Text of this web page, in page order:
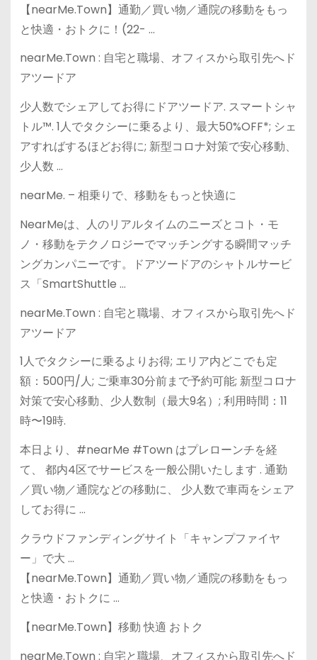
【nearMe.Town】通勤／買い物／通院の移動をもっ
と快適・おトクに！(22- …
nearMe.Town : 自宅と職場、オフィスから取引先へド
アツードア
少人数でシェアしてお得にドアツードア. スマートシャ
トル™. 1人でタクシーに乗るより、最大50%OFF*; シェ
アすればするほどお得に; 新型コロナ対策で安心移動、
少人数 …
nearMe. – 相乗りで、移動をもっと快適に
NearMeは、人のリアルタイムのニーズとコト・モ
ノ・移動をテクノロジーでマッチングする瞬間マッチ
ングカンパニーです。ドアツードアのシャトルサービ
ス「SmartShuttle …
nearMe.Town : 自宅と職場、オフィスから取引先へド
アツードア
1人でタクシーに乗るよりお得; エリア内どこでも定
額：500円/人; ご乗車30分前まで予約可能; 新型コロナ
対策で安心移動、少人数制（最大9名）; 利用時間：11
時〜19時.
本日より、#nearMe #Town はプレローンチを経
て、 都内4区でサービスを一般公開いたします . 通勤
／買い物／通院などの移動に、 少人数で車両をシェア
してお得に …
クラウドファンディングサイト「キャンプファイヤ
ー」で大 …
【nearMe.Town】通勤／買い物／通院の移動をもっ
と快適・おトクに …
【nearMe.Town】移動 快適 おトク
nearMe.Town : 自宅と職場、オフィスから取引先へド